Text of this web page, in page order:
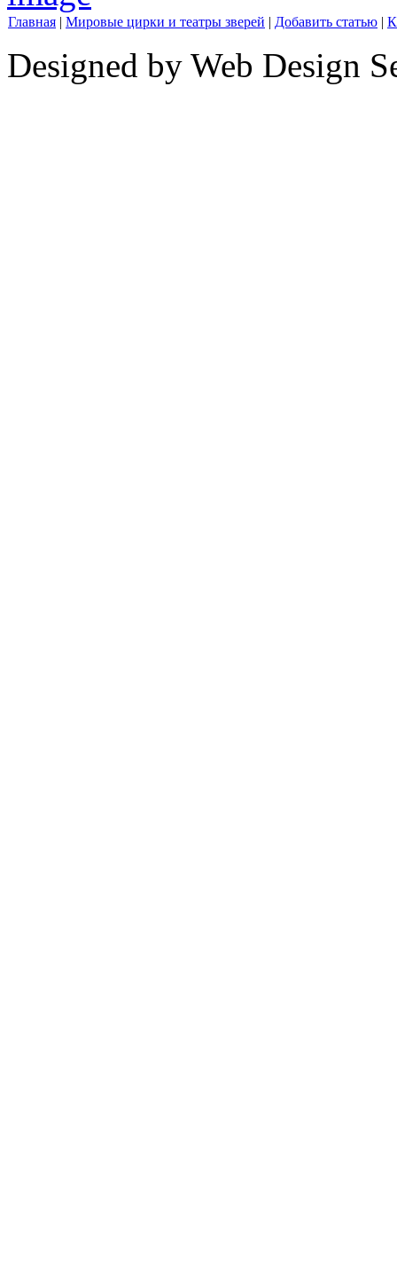
Главная | Мировые цирки и театры зверей | Добавить статью |
Designed by Web Design